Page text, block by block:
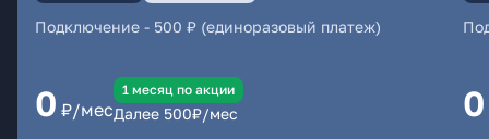
Подключение - 500 ₽ (единоразовый платеж)
0 ₽/мес
1 месяц по акции
Далее 500₽/мес 0